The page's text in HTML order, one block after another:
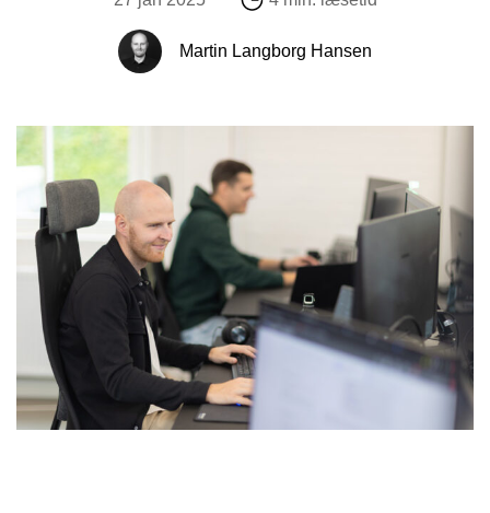
Martin Langborg Hansen